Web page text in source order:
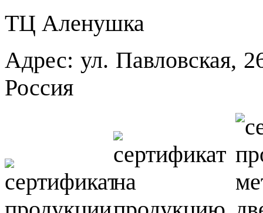
ТЦ Аленушка
Адрес: ул. Павловская,
Россия